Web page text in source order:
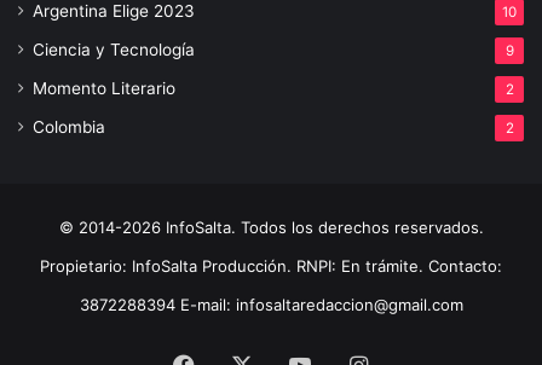
Argentina Elige 2023 10
Ciencia y Tecnología 9
Momento Literario 2
Colombia 2
© 2014-2026 InfoSalta. Todos los derechos reservados.
Propietario: InfoSalta Producción. RNPI: En trámite. Contacto:
3872288394 E-mail: infosaltaredaccion@gmail.com